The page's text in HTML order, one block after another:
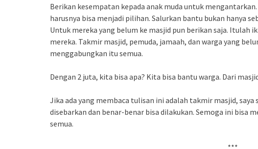
Berikan kesempatan kepada anak muda untuk
harusnya bisa menjadi pilihan. Salurkan bantu bukan hanya
Untuk mereka yang belum ke masjid pun berikan saja. Itulah
mereka. Takmir masjid, pemuda, jamaah, dan warga yang
menggabungkan itu semua.
Dengan 2 juta, kita bisa apa? Kita bisa bantu warga. Dari
Jika ada yang membaca tulisan ini adalah takmir masjid,
disebarkan dan benar-benar bisa dilakukan. Semoga ini bisa
semua.
***